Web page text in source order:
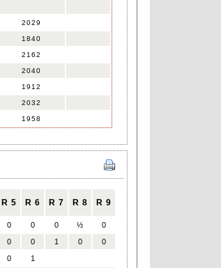
2029
1840
2162
2040
1912
2032
1958
R 5 R 6 R 7 R 8 R 9
0 0 0 ½
0
0 0 1 0
0
0 1